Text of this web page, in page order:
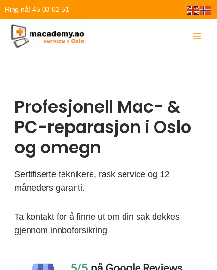
Hopp
innholdet
Ring nå! 45 03 02 51
Profesjonell Mac- &
PC-reparasjon i Oslo
og omegn
Sertifiserte teknikere, rask service og 12
måneders garanti.
Ta kontakt for å finne ut om din sak dekkes
gjennom innboforsikring